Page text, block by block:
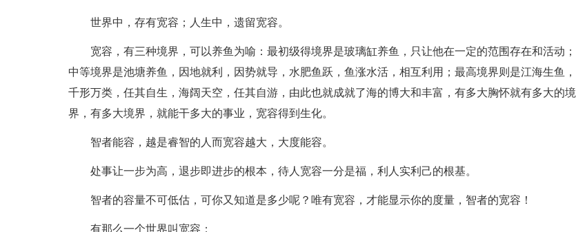
世界中，存有宽容；人生中，遗留宽容。
宽容，有三种境界，可以养鱼为喻：最初级得境界是玻璃缸养鱼，只让他在一定的范围存在和活动；
中等境界是池塘养鱼，因地就利，因势就导，水肥鱼跃，鱼涨水活，相互利用；最高境界则是江海生鱼，
千形万类，任其自生，海阔天空，任其自游，由此也就成就了海的博大和丰富，有多大胸怀就有多大的境
界，有多大境界，就能干多大的事业，宽容得到生化。
智者能容，越是睿智的人而宽容越大，大度能容。
处事让一步为高，退步即进步的根本，待人宽容一分是福，利人实利己的根基。
智者的容量不可低估，可你又知道是多少呢？唯有宽容，才能显示你的度量，智者的宽容！
有那么一个世界叫宽容；